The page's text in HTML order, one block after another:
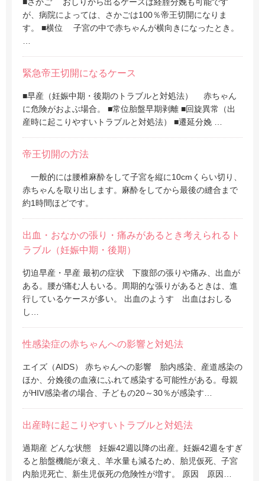
が、病院によっては、さかごは100％帝王切開になりま
す。 ■横位 子宮の中で赤ちゃんが横向きになったとき。
緊急帝王切開になるケース
■早産（妊娠中期・後期のトラブルと対処法） 赤ちゃん
に危険がおよぶ場合。 ■常位胎盤早期剥離 ■回旋異常（出
産時に起こりやすいトラブルと対処法） ■遷延分娩 …
帝王切開の方法
一般的には腰椎麻酔をして子宮を縦に10cmくらい切り、
赤ちゃんを取り出します。麻酔をしてから最後の縫合まで
約1時間ほどです。
出血・おなかの張り・痛みがあるとき考えられるト
ラブル（妊娠中期・後期）
切迫早産・早産 最初の症状 下腹部の張りや痛み、出血が
ある。腰が痛む人もいる。周期的な張りがあるときは、進
行しているケースが多い。 出血のようす 出血はおしる
し…
性感染症の赤ちゃんへの影響と対処法
エイズ（AIDS） 赤ちゃんへの影響 胎内感染、産道感染の
ほか、分娩後の血液にふれて感染する可能性がある。母親
がHIV感染者の場合、子どもの20～30％が感染す…
出産時に起こりやすいトラブルと対処法
過期産 どんな状態 妊娠42週以降の出産。妊娠42週をすぎ
ると胎盤機能が衰え、羊水量も減るため、胎児仮死、子宮
内胎児死亡、新生児仮死の危険性が増す。 原因 原因…